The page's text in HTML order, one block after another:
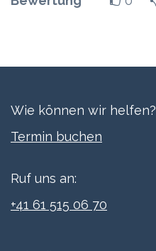
Wie können wir helfen?
Termi​n buchen
Ruf uns an:
+41 61 515 06 70